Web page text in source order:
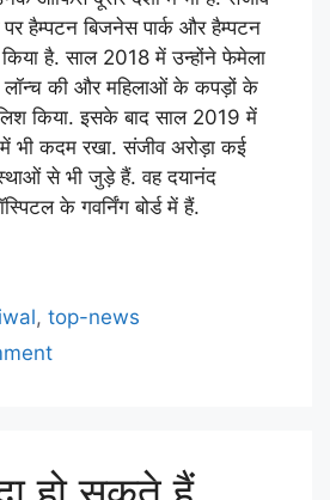
हैम्पटन बिजनेस पार्क और हैम्पटन
किया है. साल 2018 में उन्होंने फेमेला
की और महिलाओं के कपड़ों के
किया. इसके बाद साल 2019 में
भी कदम रखा. संजीव अरोड़ा कई
से भी जुड़े हैं. वह दयानंद
के गवर्निंग बोर्ड में हैं.
,top-news